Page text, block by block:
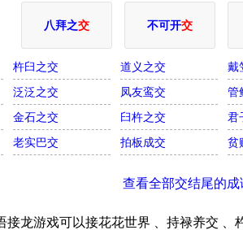
八拜之交 不可开交
杵臼之交 道义之交
戴
泛泛之交 凤友鸾交
管
金石之交 臼杵之交
君
老实巴交 拍板成交 贫
查看全部交结尾的成
接龙游戏可以接花花世界 、持禄养交 、